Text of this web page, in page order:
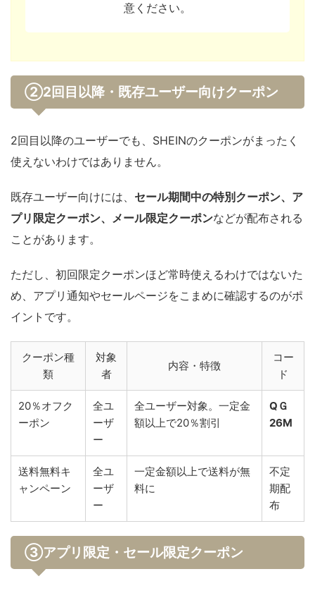
意ください。
②2回目以降・既存ユーザー向けクーポン
2回目以降のユーザーでも、SHEINのクーポンがまったく
使えないわけではありません。
既存ユーザー向けには、 セール期間中の特別クーポン、ア
プリ限定クーポン、メール限定クーポンなどが配布される
ことがあります。
ただし、初回限定クーポンほど常時使えるわけではないた
め、アプリ通知やセールページをこまめに確認するのがポ
イントです。
クーポン種
類
対象
者
内容・特徴
コー
ド
20％オフク
ーポン
全ユ
ーザ
ー
全ユーザー対象。一定金
額以上で20％割引
QＧ
26M
送料無料キ
ャンペーン
全ユ
ーザ
ー
一定金額以上で送料が無
料に
不定
期配
布
③アプリ限定・セール限定クーポン